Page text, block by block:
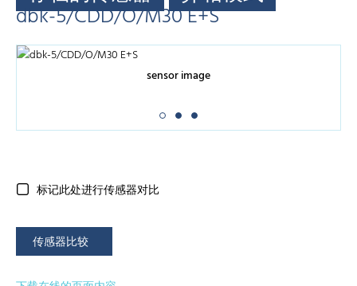
dbk-5/CDD/O/M30 E+S
sensor image
标记此处进行传感器对比
传感器比较